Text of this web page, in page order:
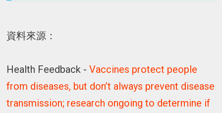
資料來源：
Health Feedback -Vaccines protect people
from diseases, but don’t always prevent disease
transmission; research ongoing to determine if